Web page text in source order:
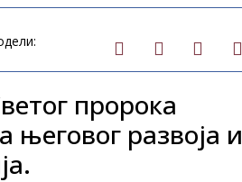
пророка
његовог развоја и